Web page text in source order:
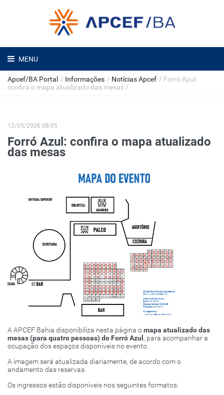
MENU
Apcef/BA Portal / Informações / Notícias Apcef / Forró Azul:
confira o mapa atualizado das mesas /
12/05/2026 08:05
Forró Azul: confira o mapa atualizado
das mesas
A APCEF Bahia disponibiliza nesta página omapa atualizado das
mesas (para quatro pessoas) do Forró Azul , para acompanhar a
ocupação dos espaços disponíveis no evento.
A imagem será atualizada diariamente, de acordo com o
andamento das reservas.
Os ingressos estão disponíveis nos seguintes formatos: